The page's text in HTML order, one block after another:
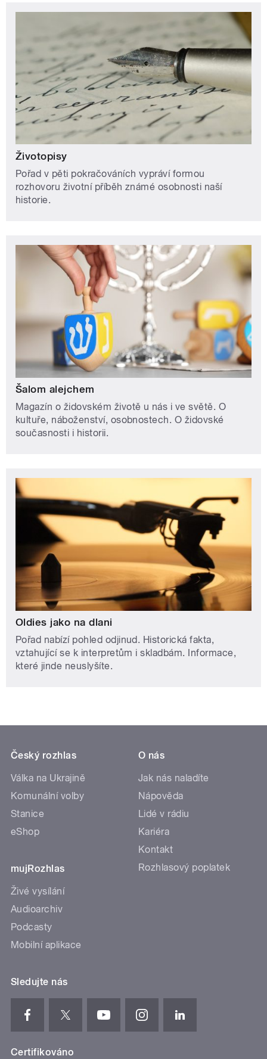
Životopisy
Pořad v pěti pokračováních vypráví formou
rozhovoru životní příběh známé osobnosti naší
historie.
Šalom alejchem
Magazín o židovském životě u nás i ve světě. O
kultuře, náboženství, osobnostech. O židovské
současnosti i historii.
Oldies jako na dlani
Pořad nabízí pohled odjinud. Historická fakta,
vztahující se k interpretům i skladbám. Informace,
které jinde neuslyšíte.
Český rozhlas
Válka na Ukrajině
Komunální volby
Stanice
eShop
mujRozhlas
Živé vysílání
Audioarchiv
Podcasty
Mobilní aplikace
O nás
Jak nás naladíte
Nápověda
Lidé v rádiu
Kariéra
Kontakt
Rozhlasový poplatek
Sledujte nás
Certifikováno